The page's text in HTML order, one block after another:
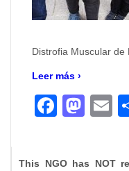
Distrofia Muscular de
Leer más ›
This NGO has NOT